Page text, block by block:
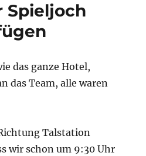
Spieljoch
das ganze Hotel,
das Team, alle waren
Talstation
wir schon um 9:30 Uhr